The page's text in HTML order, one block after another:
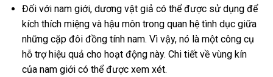
Đối với nam giới, dương vật giả có thể được sử dụng để
kích thích miệng và hậu môn trong quan hệ tình dục giữa
những cặp đôi đồng tính nam. Vì vậy, nó là một công cụ
hỗ trợ hiệu quả cho hoạt động này. Chi tiết về vùng kín
của nam giới có thể được xem xét.